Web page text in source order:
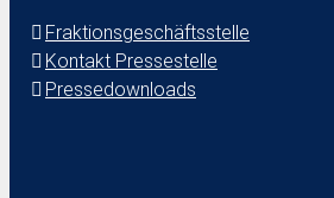
Fraktionsgeschäftsstelle
Kontakt Pressestelle
Pressedownloads